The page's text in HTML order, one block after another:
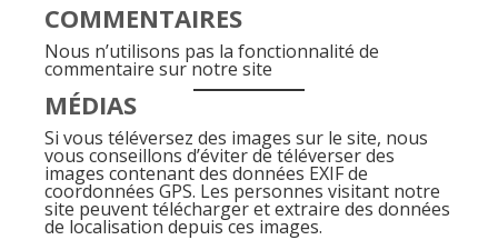
COMMENTAIRES
Nous n’utilisons pas la fonctionnalité de
commentaire sur notre site
MÉDIAS
Si vous téléversez des images sur le site, nous
vous conseillons d’éviter de téléverser des
images contenant des données EXIF de
coordonnées GPS. Les personnes visitant notre
site peuvent télécharger et extraire des données
de localisation depuis ces images.